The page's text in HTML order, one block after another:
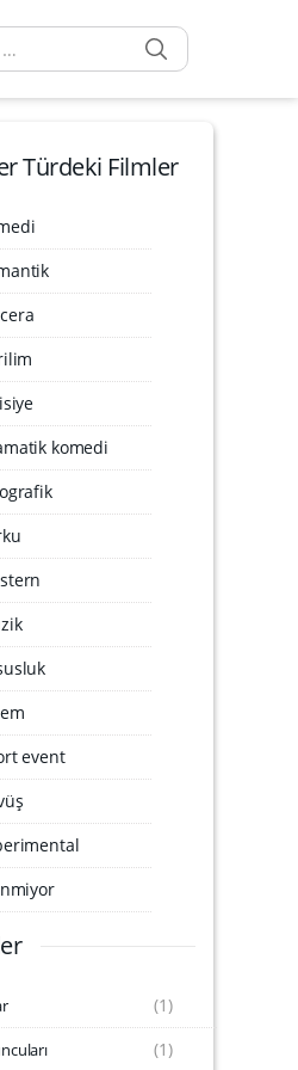
Türdeki Filmler
komedi
event
(1)
(1)